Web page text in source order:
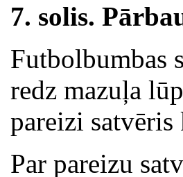
7. solis.
Futbolbumbas
redz mazuļa
pareizi
Par pareizu